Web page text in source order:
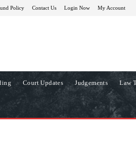
Policy Contact Us Login Now My Account
Court Updates Judgements Law